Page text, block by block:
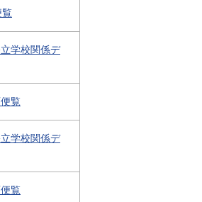
覧
学校関係デ
覧
学校関係デ
覧